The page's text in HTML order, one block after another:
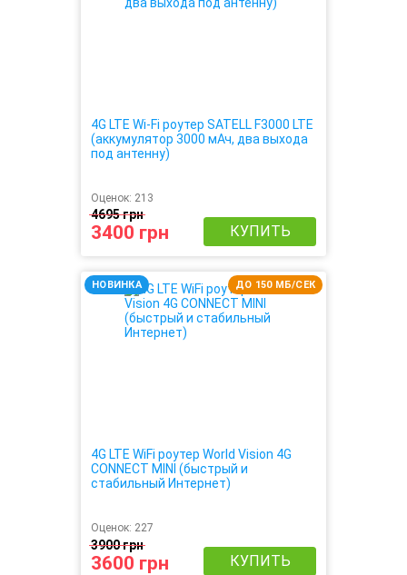
4G LTE Wi-Fi роутер SATELL F3000 LTE
(аккумулятор 3000 мАч, два выхода
под антенну)
Оценок: 213
4695 грн
3400 грн КУПИТЬ
НОВИНКА ДО 150 МБ/СЕК
4G LTE WiFi роутер World Vision 4G
CONNECT MINI (быстрый и
стабильный Интернет)
Оценок: 227
3900 грн
3600 грн КУПИТЬ